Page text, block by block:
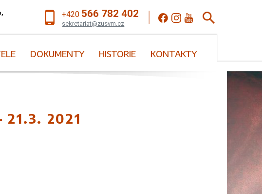
+420 566 782 402
sekretariat@zusvm.cz
DOKUMENTY HISTORIE KONTAKTY
21.3. 2021